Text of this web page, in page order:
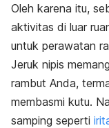
Oleh karena itu,
aktivitas di luar
untuk perawatan
Jeruk nipis
rambut Anda,
membasmi kutu.
samping seperti